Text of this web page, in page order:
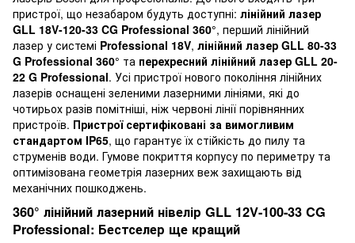
пристрої, що незабаром будуть доступні: лінійний лазер
GLL 18V-120-33 CG Professional 360°, перший лінійний
лазер у системі Professional 18V, лінійний лазер GLL 80-33
G Professional 360° та перехресний лінійний лазер GLL 20-
22 G Professional. Усі пристрої нового покоління лінійних
лазерів оснащені зеленими лазерними лініями, які до
чотирьох разів помітніші, ніж червоні лінії порівнянних
пристроїв. Пристрої сертифіковані за вимогливим
стандартом IP65, що гарантує їх стійкість до пилу та
струменів води. Гумове покриття корпусу по периметру та
оптимізована геометрія лазерних веж захищають від
механічних пошкоджень.
360° лінійний лазерний нівелір GLL 12V-100-33 CG
Professional: Бестселер ще кращий